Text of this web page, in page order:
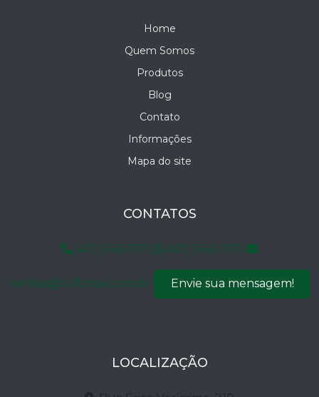
Home
Quem Somos
Produtos
Blog
Contato
Informações
Mapa do site
CONTATOS
(47) 3145-7171 (47) 3145-7171
vendas@luftmaxi.com.br Envie sua mensagem!
LOCALIZAÇÃO